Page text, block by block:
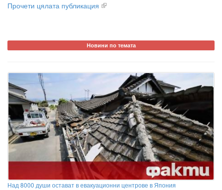
Прочети цялата публикация
Новини по темата
Над 8000 души остават в евакуационни центрове в Япония